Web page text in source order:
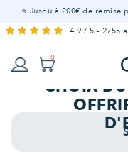
⭐ Jusqu'à 200€ de remise
4,9 / 5 - 2755
0
LITERIE ADULTE - À
naturelsressorts
Sur-
LITERIE ENFANT - De
cabane
Mobilier
LITERIE BÉBÉ - De 0 à
couette
Drap
housse
MATELAS
QUAND
CHOIX